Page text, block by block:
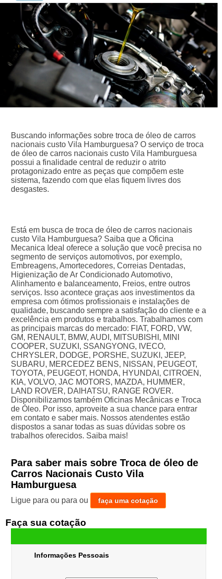
Buscando informações sobre troca de óleo de carros
nacionais custo Vila Hamburguesa? O serviço de troca
de óleo de carros nacionais custo Vila Hamburguesa
possui a finalidade central de reduzir o atrito
protagonizado entre as peças que compõem este
sistema, fazendo com que elas fiquem livres dos
desgastes.
Está em busca de troca de óleo de carros nacionais
custo Vila Hamburguesa? Saiba que a Oficina
Mecanica Ideal oferece a solução que você precisa no
segmento de serviços automotivos, por exemplo,
Embreagens, Amortecedores, Correias Dentadas,
Higienização de Ar Condicionado Automotivo,
Alinhamento e balanceamento, Freios, entre outros
serviços. Isso acontece graças aos investimentos da
empresa com ótimos profissionais e instalações de
qualidade, buscando sempre a satisfação do cliente e a
excelência em produtos e trabalhos. Trabalhamos com
as principais marcas do mercado: FIAT, FORD, VW,
GM, RENAULT, BMW, AUDI, MITSUBISHI, MINI
COOPER, SUZUKI, SSANGYONG, IVECO,
CHRYSLER, DODGE, PORSHE, SUZUKI, JEEP,
SUBARU, MERCEDEZ BENS, NISSAN, PEUGEOT,
TOYOTA, PEUGEOT, HONDA, HYUNDAI, CITROEN,
KIA, VOLVO, JAC MOTORS, MAZDA, HUMMER,
LAND ROVER, DAIHATSU, RANGE ROVER.
Disponibilizamos também Oficinas Mecânicas e Troca
de Óleo. Por isso, aproveite a sua chance para entrar
em contato e saber mais. Nossos atendentes estão
dispostos a sanar todas as suas dúvidas sobre os
trabalhos oferecidos. Saiba mais!
Para saber mais sobre Troca de óleo de
Carros Nacionais Custo Vila
Hamburguesa
Ligue para ou para ou faça uma cotação
Faça sua cotação
Informações Pessoais